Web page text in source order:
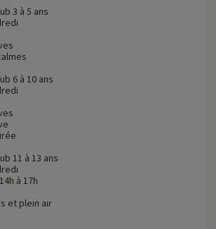
3 à 5 ans
6 à 10 ans
11 à 13 ans
à 17h
et plein air